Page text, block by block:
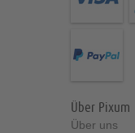
Über Pixum
Über uns